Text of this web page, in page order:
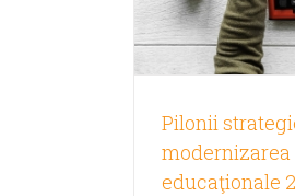
Pilonii
educaţionale